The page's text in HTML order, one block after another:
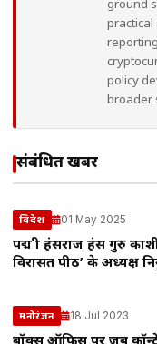
ground
policy
broader
संबंधित खबरें
विदेश 01 May 2025
पद्म श्री हंसराज हंस गुरु
विरासत पीठ’ के अध्यक्ष
मनोरंजन 18 Jul 2023